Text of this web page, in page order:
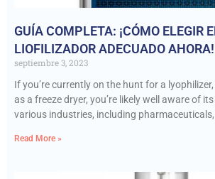
GUÍA COMPLETA: ¡CÓMO ELEGIR
LIOFILIZADOR ADECUADO AHORA!
septiembre 3, 2023
If you’re currently on the hunt for a
as a freeze dryer, you’re likely well aware of
various industries, including
Read More »